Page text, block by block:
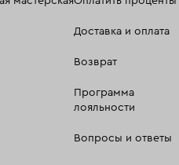
Доставка и оплата
Возврат
Программа
лояльности
Вопросы и ответы